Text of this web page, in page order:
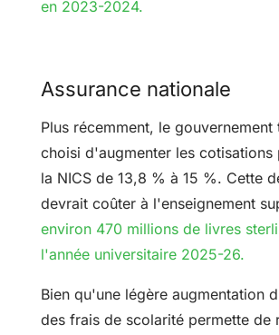
en 2023-2024.
Assurance nationale
Plus récemment, le gouvernement
choisi d'augmenter les cotisations
la NICS de 13,8 % à 15 %. Cette
devrait coûter à l'enseignement
environ 470 millions de livres
l'année universitaire 2025-26.
Bien qu'une légère augmentation
des frais de scolarité permette de